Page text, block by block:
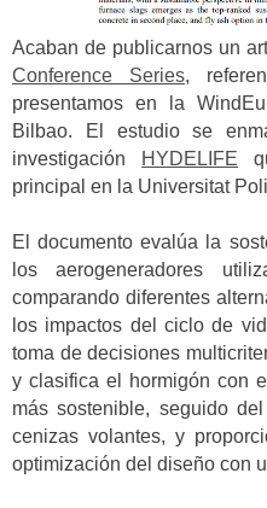
Acaban de publicarnos un
Conference Series,
presentamos en la
Bilbao. El estudio se
investigación
HYDELIFE
principal en la Universitat
El documento evalúa la
los aerogeneradores
comparando diferentes
los impactos del ciclo de
toma de decisiones
y clasifica el hormigón con
más sostenible, seguido
cenizas volantes, y
optimización del diseño con